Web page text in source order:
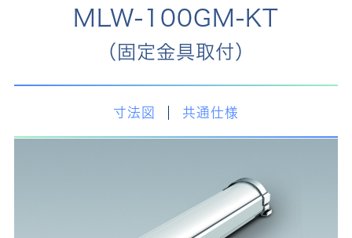
MLW-100GM-KT
（固定金具取付）
寸法図 共通仕様